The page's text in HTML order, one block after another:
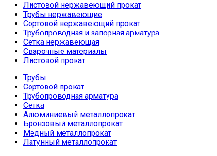
Листовой нержавеющий прокат
Трубы нержавеющие
Сортовой нержавеющий прокат
Трубопроводная и запорная арматура
Сетка нержавеющая
Сварочные материалы
Листовой прокат
Трубы
Сортовой прокат
Трубопроводная арматура
Сетка
Алюминиевый металлопрокат
Бронзовый металлопрокат
Медный металлопрокат
Латунный металлопрокат